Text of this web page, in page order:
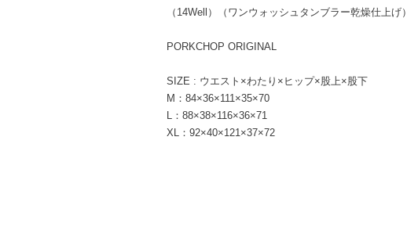
（14Well）（ワンウォッシュタンブラー乾燥仕上げ）
PORKCHOP ORIGINAL
SIZE : ウエスト×わたり×ヒップ×股上×股下
M：84×36×111×35×70
L：88×38×116×36×71
XL：92×40×121×37×72